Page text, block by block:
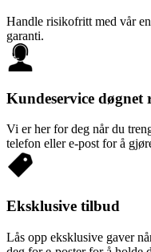
Handle risikofritt med vår
garanti.
Kundeservice døgnet
Vi er her for deg når du
telefon eller e-post for å
Eksklusive tilbud
Lås opp eksklusive gaver